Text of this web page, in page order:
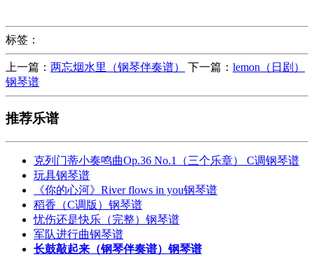
标签：
上一篇： 两忘烟水里（钢琴伴奏谱） 下一篇： lemon（日剧）
钢琴谱
推荐乐谱
克列门蒂小奏鸣曲Op.36 No.1（三个乐章） C调钢琴谱
玩具钢琴谱
《你的心河》River flows in you钢琴谱
稻香（C调版）钢琴谱
忧伤还是快乐（完整）钢琴谱
军队进行曲钢琴谱
长鼓敲起来（钢琴伴奏谱）钢琴谱